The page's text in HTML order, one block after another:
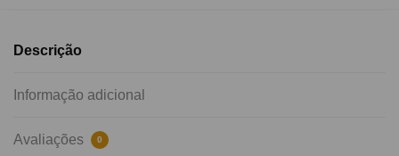
Descrição
Informação adicional
Avaliações 0